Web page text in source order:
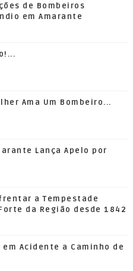
de Bombeiros
em Amarante
Ama Um Bombeiro...
Lança Apelo por
a Tempestade
da Região desde 1842
em Acidente a Caminho de